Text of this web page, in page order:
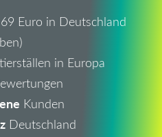
Euro in Deutschland
in Europa
Kunden
Deutschland